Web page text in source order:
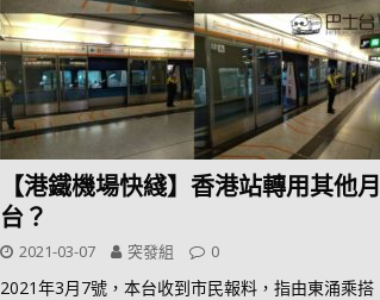
【港鐵機場快綫】香港站轉用其他月
台？
2021-03-07 突發組 0
2021年3月7號，本台收到市民報料，指由東涌乘搭